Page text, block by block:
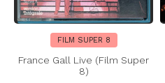
FILM SUPER 8
France Gall Live (Film Super
8)